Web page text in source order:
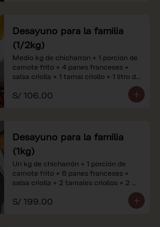
Desayuno para la familia
(1/2kg)
Medio kg de chicharrón + 1 porción de
camote frito + 4 panes franceses +
salsa criolla + 1 tamal criollo + 1 litro de
*Nuestros precios están expresados en
referenciales.
S/ 106.00
Desayuno para la familia
(1kg)
Un kg de chicharrón + 1 porción de
camote frito + 8 panes franceses +
salsa criolla + 2 tamales criollos + 2
*Nuestros precios están expresados en
S/ 199.00